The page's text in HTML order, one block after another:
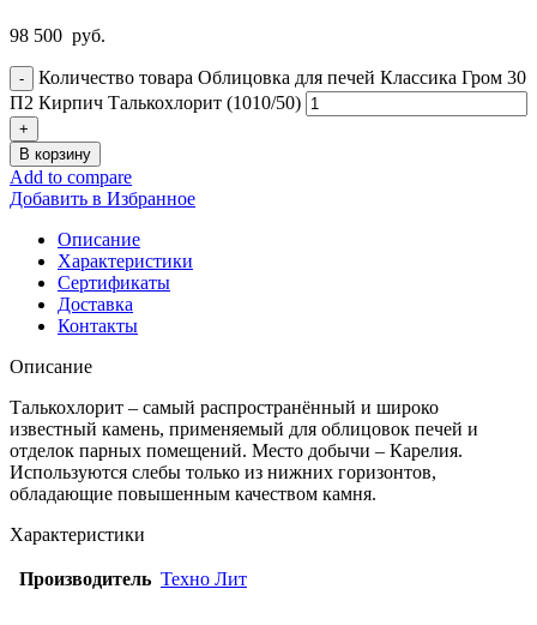
98 500 руб.
Количество товара Облицовка для печей Классика Гром 30
П2 Кирпич Талькохлорит (1010/50)
В корзину
Add to compare
Добавить в Избранное
Описание
Характеристики
Сертификаты
Доставка
Контакты
Описание
Талькохлорит – самый распространённый и широко
известный камень, применяемый для облицовок печей и
отделок парных помещений. Место добычи – Карелия.
Используются слебы только из нижних горизонтов,
обладающие повышенным качеством камня.
Характеристики
Производитель Техно Лит